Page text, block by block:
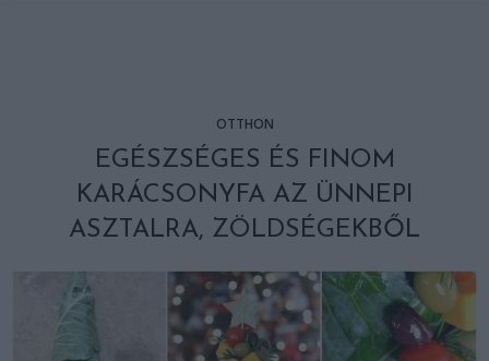
OTTHON
EGÉSZSÉGES ÉS FINOM
KARÁCSONYFA AZ ÜNNEPI
ASZTALRA, ZÖLDSÉGEKBŐL